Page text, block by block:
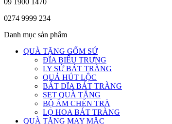
0274 9999 234
Danh mục sản phẩm
QUÀ TẶNG GỐM SỨ
ĐĨA BIỂU TRƯNG
LY SỨ BÁT TRÀNG
QUẢ HÚT LỘC
BÁT ĐĨA BÁT TRÀNG
SET QUÀ TẶNG
BỘ ẤM CHÉN TRÀ
LỌ HOA BÁT TRÀNG
QUÀ TẶNG MAY MẶC